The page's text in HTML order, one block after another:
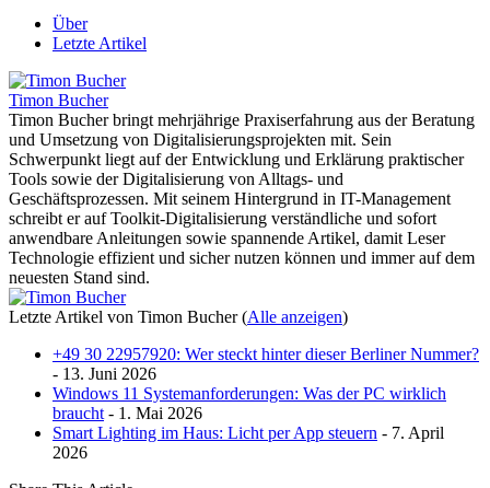
Über
Letzte Artikel
Timon Bucher
Timon Bucher bringt mehrjährige Praxiserfahrung aus der Beratung
und Umsetzung von Digitalisierungsprojekten mit. Sein
Schwerpunkt liegt auf der Entwicklung und Erklärung praktischer
Tools sowie der Digitalisierung von Alltags- und
Geschäftsprozessen. Mit seinem Hintergrund in IT-Management
schreibt er auf Toolkit-Digitalisierung verständliche und sofort
anwendbare Anleitungen sowie spannende Artikel, damit Leser
Technologie effizient und sicher nutzen können und immer auf dem
neuesten Stand sind.
Letzte Artikel von Timon Bucher(Alle anzeigen)
+49 30 22957920: Wer steckt hinter dieser Berliner Nummer?
- 13. Juni 2026
Windows 11 Systemanforderungen: Was der PC wirklich
braucht - 1. Mai 2026
Smart Lighting im Haus: Licht per App steuern - 7. April
2026